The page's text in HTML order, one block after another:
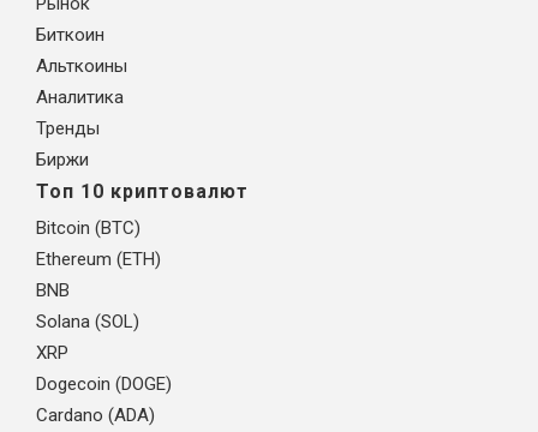
Биткоин
Альткоины
Аналитика
Тренды
Биржи
Топ 10 криптовалют
Bitcoin (BTC)
Ethereum (ETH)
BNB
Solana (SOL)
XRP
Dogecoin (DOGE)
Cardano (ADA)